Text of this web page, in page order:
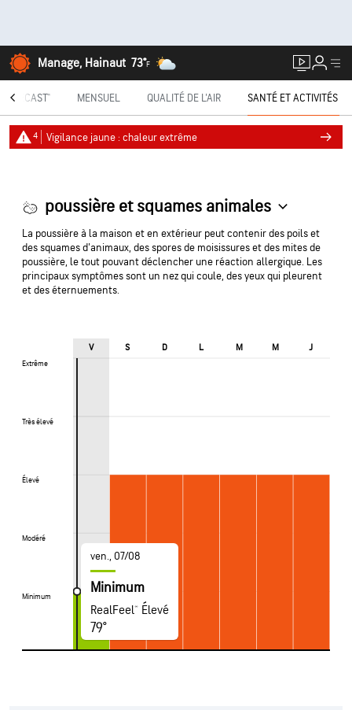
Manage, Hainaut 73°F
MENSUEL QUALITÉ DE L'AIR SANTÉ ET ACTIVITÉS
4 Vigilance jaune : chaleur extrême
poussière et squames animales
La poussière à la maison et en extérieur peut contenir des poils et
des squames d'animaux, des spores de moisissures et des mites de
poussière, le tout pouvant déclencher une réaction allergique. Les
principaux symptômes sont un nez qui coule, des yeux qui pleurent
et des éternuements.
Extrême
Très élevé
Élevé
Modéré
Minimum
V S D L M M J
Extrême
Très élevé
Élevé
Modéré
Minimum
ven., 07/08
Minimum
RealFeel® Élevé
79°